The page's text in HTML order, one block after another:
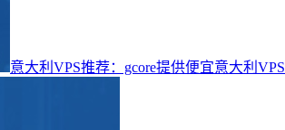
意大利VPS推荐：gcore提供便宜意大利